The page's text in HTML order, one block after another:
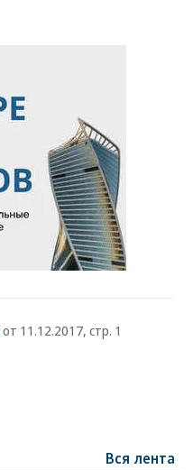
от 11.12.2017, стр. 1
Вся лента